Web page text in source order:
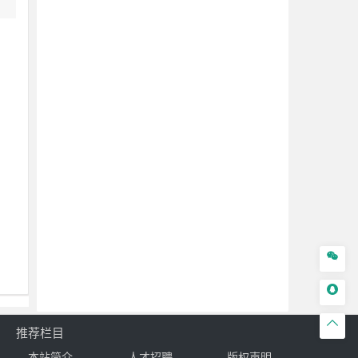



推荐栏目